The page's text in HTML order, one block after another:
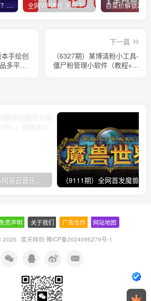
你还在到处找项目？还在当韭菜？我靠卖项目一个月收入5万+，曾经我也是个失败者。 全网VIP课程 无损下载~
本手绘创
多平台
下一篇
（6327期）某博清粉小工具-
僵尸粉管理小软件（教程+软
责声明 关于我们 广告合作 网站地图
· 蓝天网创-豫ICP备2024095279号-1